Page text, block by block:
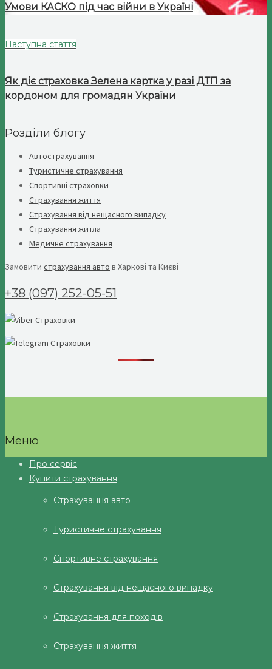
Умови КАСКО під час війни в Україні
Наступна стаття
Як діє страховка Зелена картка у разі ДТП за
кордоном для громадян України
Розділи блогу
Автострахування
Туристичне страхування
Спортивні страховки
Страхування життя
Страхування від нещасного випадку
Страхування житла
Медичне страхування
Замовити страхування авто в Харкові та Києві
+38 (097) 252-05-51
Меню
Про сервіс
Купити страхування
Страхування авто
Туристичне страхування
Спортивне страхування
Страхування від нещасного випадку
Страхування для походів
Страхування життя